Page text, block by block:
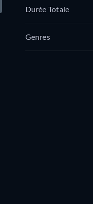
Durée Totale
Genres